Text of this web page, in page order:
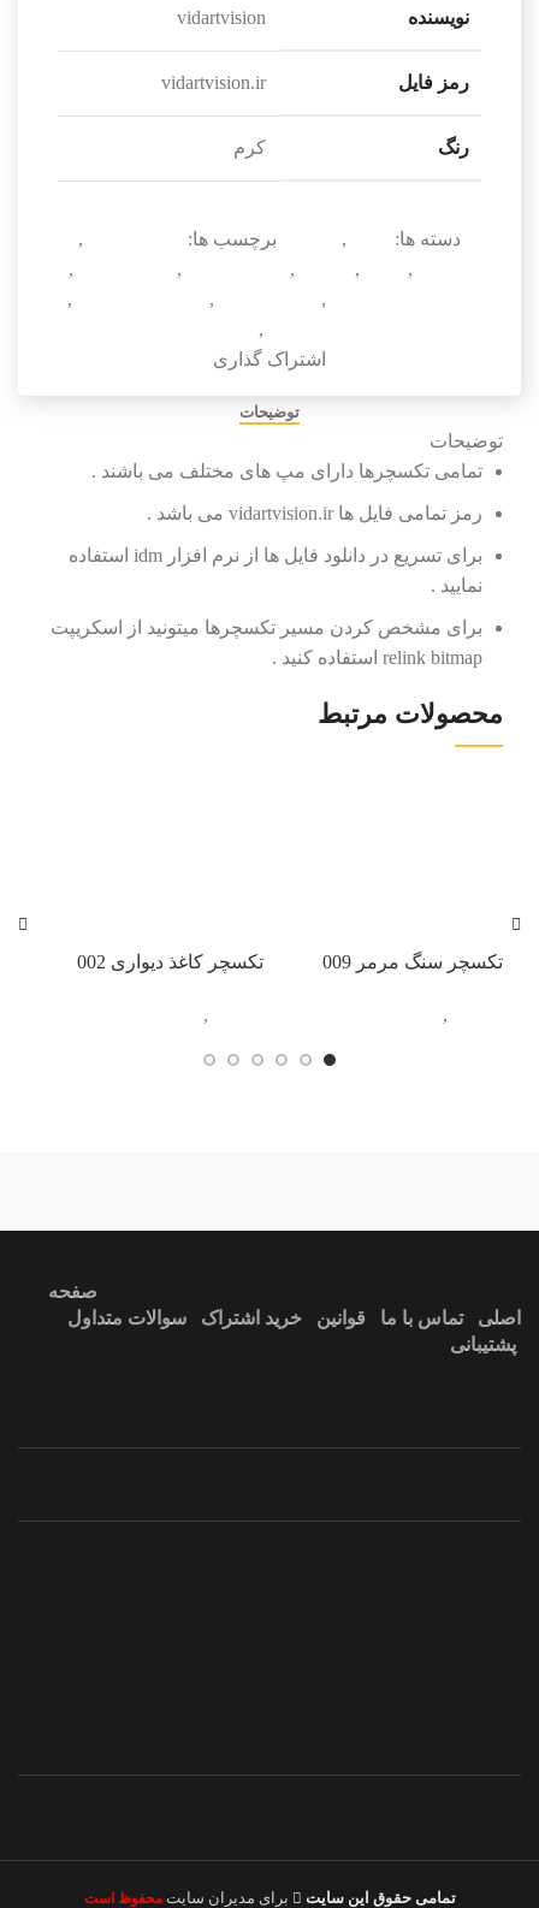
نویسنده vidartvision
رمز فایل vidartvision.ir
رنگ کرم
دسته ها: , برچسب ها:
,
,
,
,
,
,
,
,
,
,
اشتراک گذاری
توضیحات
توضیحات
تمامی تکسچرها دارای مپ های مختلف می باشند .
رمز تمامی فایل ها vidartvision.ir می باشد .
برای تسریع در دانلود فایل ها از نرم افزار idm استفاده
نمایید .
برای مشخص کردن مسیر تکسچرها میتونید از اسکریپت
relink bitmap استفاده کنید .
محصولات مرتبط
تکسچر سنگ مرمر 009
,
تکسچر کاغذ دیواری 002
,
صفحه
اصلی
تماس با ما قوانین خرید اشتراک
سوالات متداول
پشتیبانی
تمامی حقوق این سایت برای مدیران سایتمحفوظ است